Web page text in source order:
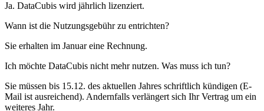
Ja. DataCubis wird jährlich lizenziert.
Wann ist die Nutzungsgebühr zu entrichten?
Sie erhalten im Januar eine Rechnung.
Ich möchte DataCubis nicht mehr nutzen. Was muss ich tun?
Sie müssen bis 15.12. des aktuellen Jahres schriftlich kündigen (E-
Mail ist ausreichend). Andernfalls verlängert sich Ihr Vertrag um ein
weiteres Jahr.